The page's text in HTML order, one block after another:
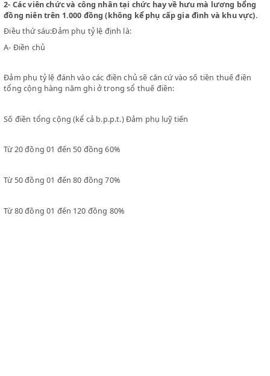
MỤC 2
Điều thứ năm:Đảm phụ tỷ lệ thu vào các hạng người kê dưới đây:
1-
Những người nộp thuế điền thổ, thổ trạch, môn bài thuế
2-Các viên chức và công nhân tại chức hay về hưu mà lương
đồng niên trên 1.000 đồng (không kể phụ cấp gia đình và khu
Điều thứ sáu:Đảm phụ tỷ lệ định là:
tổng cộng hàng năm ghi ở trong sổ thuế điền:
Số điền tổng cộng (kể cả b.p.p.t.) Đảm phụ luỹ tiến